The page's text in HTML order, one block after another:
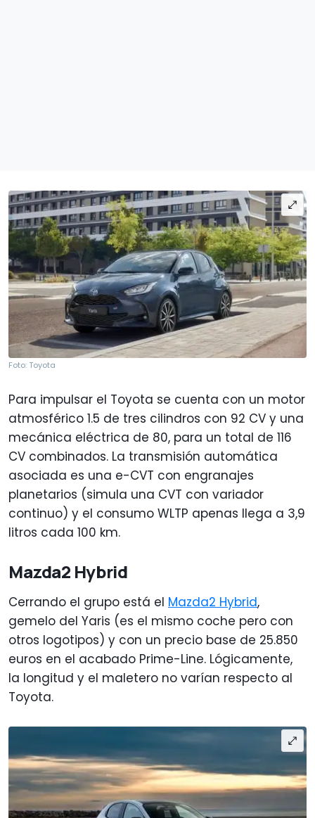
Foto: Toyota
Para impulsar el Toyota se cuenta con un motor
atmosférico 1.5 de tres cilindros con 92 CV y una
mecánica eléctrica de 80, para un total de 116
CV combinados. La transmisión automática
asociada es una e-CVT con engranajes
planetarios (simula una CVT con variador
continuo) y el consumo WLTP apenas llega a 3,9
litros cada 100 km.
Mazda2 Hybrid
Cerrando el grupo está el Mazda2 Hybrid,
gemelo del Yaris (es el mismo coche pero con
otros logotipos) y con un precio base de 25.850
euros en el acabado Prime-Line. Lógicamente,
la longitud y el maletero no varían respecto al
Toyota.